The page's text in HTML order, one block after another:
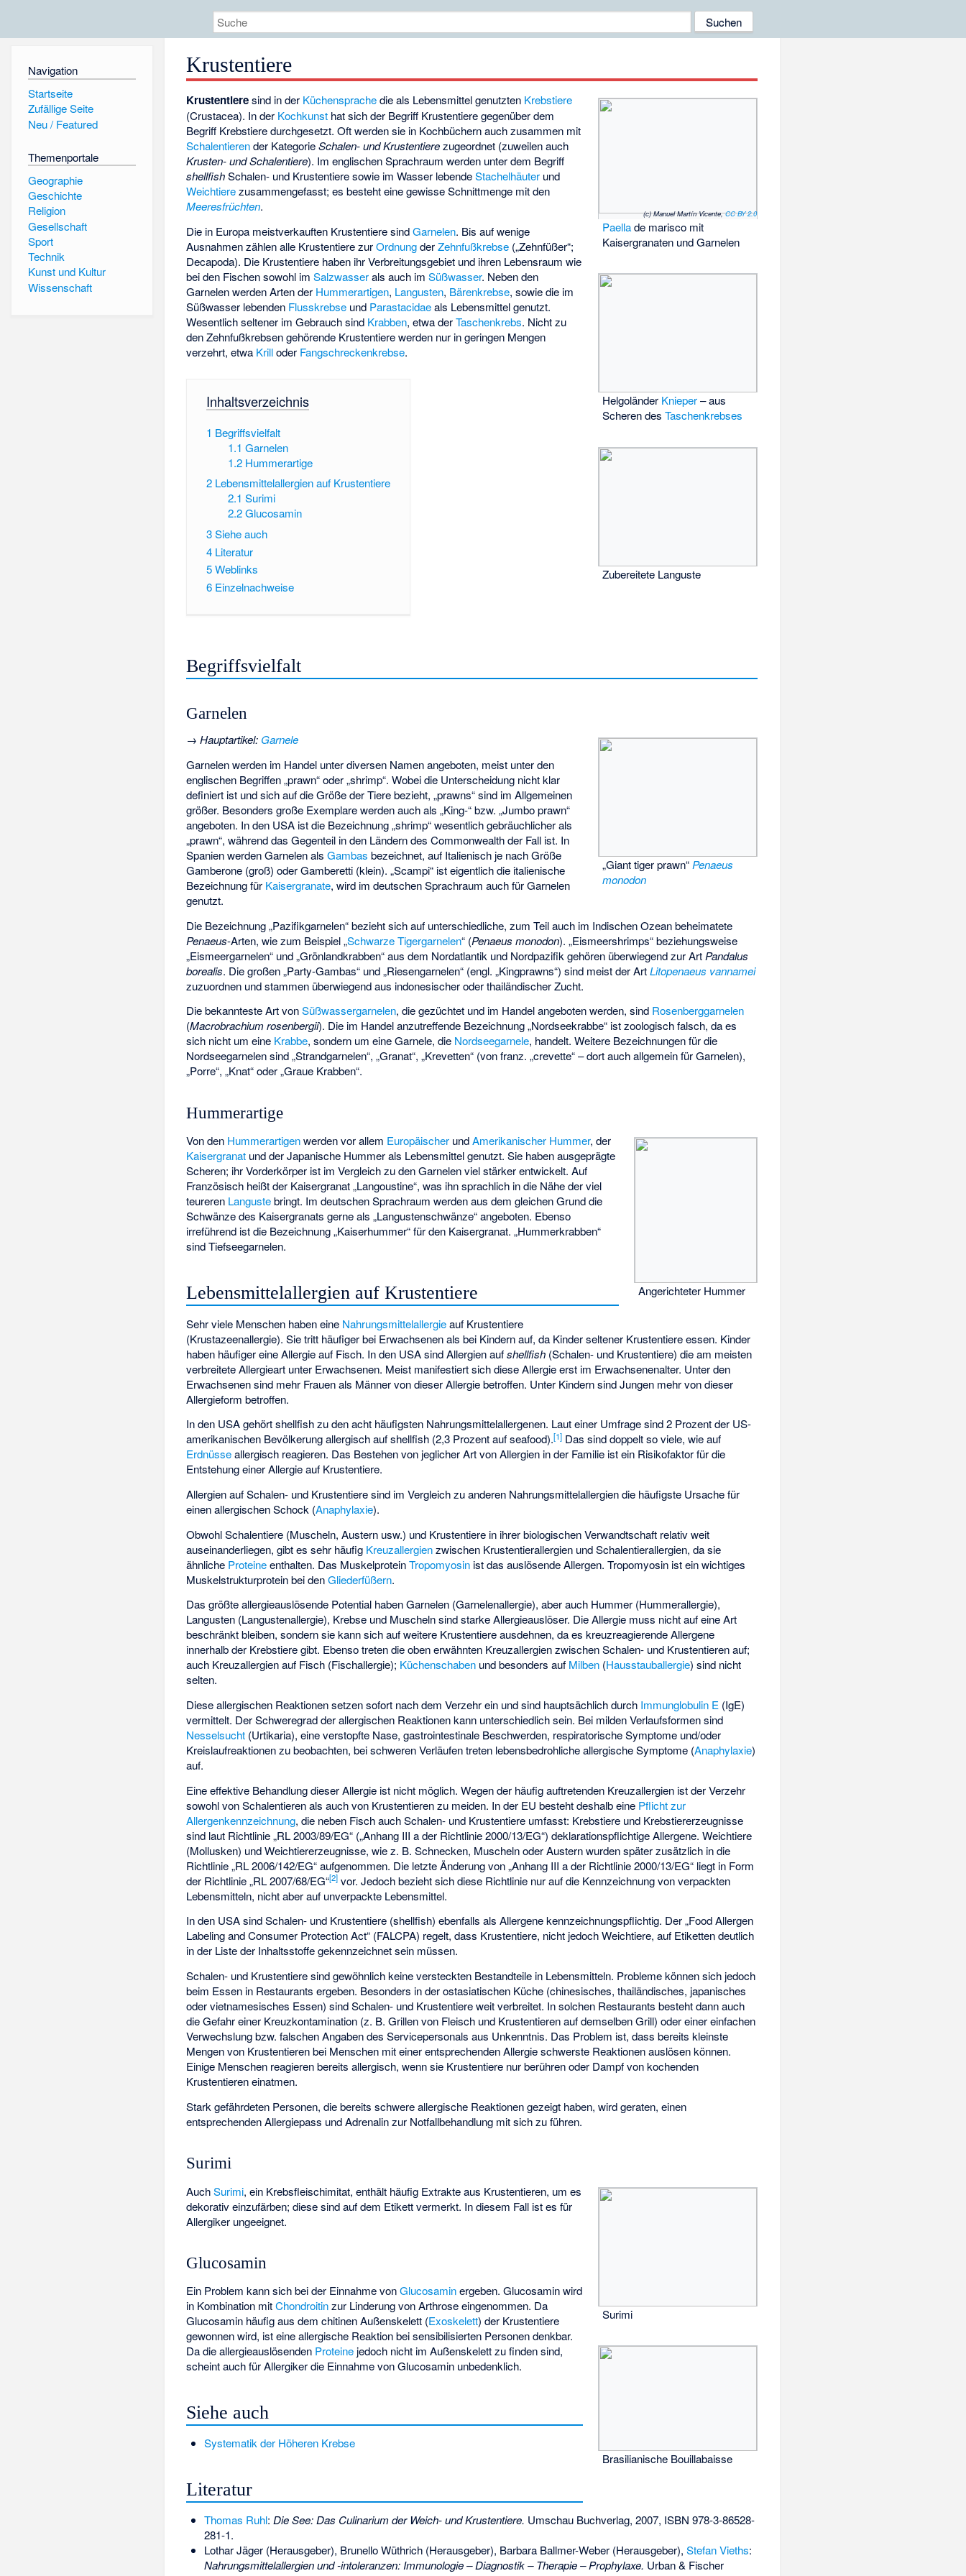
Navigation
Startseite
Zufällige Seite
Neu / Featured
Themenportale
Geographie
Geschichte
Religion
Gesellschaft
Sport
Technik
Kunst und Kultur
Wissenschaft
Krustentiere
(c) Manuel Martín Vicente,CC BY 2.0
Paellade marisco mit
Kaisergranaten und Garnelen
Helgoländer Knieper– aus
Scheren desTaschenkrebses
Zubereitete Languste
Krustentieresind in der Küchensprachedie als Lebensmittel genutzten Krebstiere
(Crustacea). In der Kochkunst hat sich der Begriff Krustentiere gegenüber dem
Begriff Krebstiere durchgesetzt. Oft werden sie in Kochbüchern auch zusammen mit
Schalentierender KategorieSchalen- und Krustentierezugeordnet (zuweilen auch
Krusten- und Schalentiere). Im englischen Sprachraum werden unter dem Begriff
shellfishSchalen- und Krustentiere sowie im Wasser lebendeStachelhäuter und
Weichtierezusammengefasst; es besteht eine gewisse Schnittmenge mit den
Meeresfrüchten.
Die in Europa meistverkauften Krustentiere sindGarnelen. Bis auf wenige
Ausnahmen zählen alle Krustentiere zurOrdnungderZehnfußkrebse („Zehnfüßer“;
Decapoda). Die Krustentiere haben ihr Verbreitungsgebiet und ihren Lebensraum wie
bei den Fischen sowohl imSalzwasserals auch imSüßwasser. Neben den
Garnelen werden Arten der Hummerartigen, Langusten, Bärenkrebse, sowie die im
Süßwasser lebenden Flusskrebse und Parastacidaeals Lebensmittel genutzt.
Wesentlich seltener im Gebrauch sind Krabben, etwa derTaschenkrebs. Nicht zu
den Zehnfußkrebsen gehörende Krustentiere werden nur in geringen Mengen
verzehrt, etwa Krilloder Fangschreckenkrebse.
Inhaltsverzeichnis
1 Begriffsvielfalt
1.1 Garnelen
1.2 Hummerartige
2 Lebensmittelallergien auf Krustentiere
2.1 Surimi
2.2 Glucosamin
3Siehe auch
4 Literatur
5Weblinks
6 Einzelnachweise
Begriffsvielfalt
Garnelen
„Giant tiger prawn“ Penaeus
monodon
→Hauptartikel: Garnele
Garnelen werden im Handel unter diversen Namen angeboten, meist unter den
englischen Begriffen „prawn“ oder „shrimp“. Wobei die Unterscheidung nicht klar
definiert ist und sich auf die Größe der Tiere bezieht, „prawns“ sind im Allgemeinen
größer. Besonders große Exemplare werden auch als „King-“ bzw. „Jumbo prawn“
angeboten. In den USA ist die Bezeichnung „shrimp“ wesentlich gebräuchlicher als
„prawn“, während das Gegenteil in den Ländern des Commonwealth der Fall ist. In
Spanien werden Garnelen alsGambas bezeichnet, auf Italienisch je nach Größe
Gamberone (groß) oder Gamberetti (klein). „Scampi“ ist eigentlich die italienische
Bezeichnung für Kaisergranate, wird im deutschen Sprachraum auch für Garnelen
genutzt.
Die Bezeichnung „Pazifikgarnelen“ bezieht sich auf unterschiedliche, zum Teil auch im Indischen Ozean beheimatete
Penaeus-Arten, wie zum Beispiel „Schwarze Tigergarnelen“ (Penaeus monodon). „Eismeershrimps“ beziehungsweise
„Eismeergarnelen“ und „Grönlandkrabben“ aus dem Nordatlantik und Nordpazifik gehören überwiegend zur Art Pandalus
borealis. Die großen „Party-Gambas“ und „Riesengarnelen“ (engl. „Kingprawns“) sind meist der ArtLitopenaeus vannamei
zuzuordnen und stammen überwiegend aus indonesischer oder thailändischer Zucht.
Die bekannteste Art vonSüßwassergarnelen, die gezüchtet und im Handel angeboten werden, sind Rosenberggarnelen
(Macrobrachium rosenbergii). Die im Handel anzutreffende Bezeichnung „Nordseekrabbe“ ist zoologisch falsch, da es
sich nicht um eine Krabbe, sondern um eine Garnele, die Nordseegarnele, handelt. Weitere Bezeichnungen für die
Nordseegarnelen sind „Strandgarnelen“, „Granat“, „Krevetten“ (von franz. „crevette“ – dort auch allgemein für Garnelen),
„Porre“, „Knat“ oder „Graue Krabben“.
Hummerartige
Angerichteter Hummer
Von den Hummerartigenwerden vor allem Europäischer undAmerikanischer Hummer, der
Kaisergranat und derJapanische Hummerals Lebensmittel genutzt. Sie haben ausgeprägte
Scheren; ihr Vorderkörper ist im Vergleich zu den Garnelen viel stärker entwickelt. Auf
Französisch heißt der Kaisergranat „Langoustine“, was ihn sprachlich in die Nähe der viel
teureren Langustebringt. Im deutschen Sprachraum werden aus dem gleichen Grund die
Schwänze des Kaisergranats gerne als „Langustenschwänze“ angeboten. Ebenso
irreführend ist die Bezeichnung „Kaiserhummer“ für den Kaisergranat. „Hummerkrabben“
sindTiefseegarnelen.
Lebensmittelallergien auf Krustentiere
Sehr viele Menschen haben eine Nahrungsmittelallergieauf Krustentiere
(Krustazeenallergie). Sie tritt häufiger bei Erwachsenen als bei Kindern auf, da Kinder seltener Krustentiere essen. Kinder
haben häufiger eine Allergie auf Fisch. In den USA sind Allergien aufshellfish (Schalen- und Krustentiere) die am meisten
verbreitete Allergieart unter Erwachsenen. Meist manifestiert sich diese Allergie erst im Erwachsenenalter. Unter den
Erwachsenen sind mehr Frauen als Männer von dieser Allergie betroffen. Unter Kindern sind Jungen mehr von dieser
Allergieform betroffen.
In den USA gehört shellfish zu den acht häufigsten Nahrungsmittelallergenen. Laut einer Umfrage sind 2 Prozent der US-
amerikanischen Bevölkerung allergisch auf shellfish (2,3 Prozent auf seafood).[1] Das sind doppelt so viele, wie auf
Erdnüsseallergisch reagieren. Das Bestehen von jeglicher Art von Allergien in der Familie ist ein Risikofaktor für die
Entstehung einer Allergie auf Krustentiere.
Allergien auf Schalen- und Krustentiere sind im Vergleich zu anderen Nahrungsmittelallergien die häufigste Ursache für
einen allergischen Schock (Anaphylaxie).
Obwohl Schalentiere (Muscheln, Austern usw.) und Krustentiere in ihrer biologischen Verwandtschaft relativ weit
auseinanderliegen, gibt es sehr häufig Kreuzallergienzwischen Krustentierallergien und Schalentierallergien, da sie
ähnliche Proteineenthalten. Das MuskelproteinTropomyosin ist das auslösende Allergen. Tropomyosin ist ein wichtiges
Muskelstrukturprotein bei denGliederfüßern.
Das größte allergieauslösende Potential haben Garnelen (Garnelenallergie), aber auch Hummer (Hummerallergie),
Langusten (Langustenallergie), Krebse und Muscheln sind starke Allergieauslöser. Die Allergie muss nicht auf eine Art
beschränkt bleiben, sondern sie kann sich auf weitere Krustentiere ausdehnen, da es kreuzreagierende Allergene
innerhalb der Krebstiere gibt. Ebenso treten die oben erwähnten Kreuzallergien zwischen Schalen- und Krustentieren auf;
auch Kreuzallergien auf Fisch (Fischallergie); Küchenschaben und besonders auf Milben (Hausstauballergie) sind nicht
selten.
Diese allergischen Reaktionen setzen sofort nach dem Verzehr ein und sind hauptsächlich durch Immunglobulin E (IgE)
vermittelt. Der Schweregrad der allergischen Reaktionen kann unterschiedlich sein. Bei milden Verlaufsformen sind
Nesselsucht (Urtikaria), eine verstopfte Nase, gastrointestinale Beschwerden, respiratorische Symptome und/oder
Kreislaufreaktionen zu beobachten, bei schweren Verläufen treten lebensbedrohliche allergische Symptome (Anaphylaxie)
auf.
Eine effektive Behandlung dieser Allergie ist nicht möglich. Wegen der häufig auftretenden Kreuzallergien ist der Verzehr
sowohl von Schalentieren als auch von Krustentieren zu meiden. In der EU besteht deshalb eine Pflicht zur
Allergenkennzeichnung, die neben Fisch auch Schalen- und Krustentiere umfasst: Krebstiere und Krebstiererzeugnisse
sind laut Richtlinie „RL 2003/89/EG“ („Anhang III a der Richtlinie 2000/13/EG“) deklarationspflichtige Allergene. Weichtiere
(Mollusken) und Weichtiererzeugnisse, wie z. B. Schnecken, Muscheln oder Austern wurden später zusätzlich in die
Richtlinie „RL 2006/142/EG“ aufgenommen. Die letzte Änderung von „Anhang III a der Richtlinie 2000/13/EG“ liegt in Form
der Richtlinie „RL 2007/68/EG“[2] vor. Jedoch bezieht sich diese Richtlinie nur auf die Kennzeichnung von verpackten
Lebensmitteln, nicht aber auf unverpackte Lebensmittel.
In den USA sind Schalen- und Krustentiere (shellfish) ebenfalls als Allergene kennzeichnungspflichtig. Der „Food Allergen
Labeling and Consumer Protection Act“ (FALCPA) regelt, dass Krustentiere, nicht jedoch Weichtiere, auf Etiketten deutlich
in der Liste der Inhaltsstoffe gekennzeichnet sein müssen.
Schalen- und Krustentiere sind gewöhnlich keine versteckten Bestandteile in Lebensmitteln. Probleme können sich jedoch
beim Essen in Restaurants ergeben. Besonders in der ostasiatischen Küche (chinesisches, thailändisches, japanisches
oder vietnamesisches Essen) sind Schalen- und Krustentiere weit verbreitet. In solchen Restaurants besteht dann auch
die Gefahr einer Kreuzkontamination (z. B. Grillen von Fleisch und Krustentieren auf demselben Grill) oder einer einfachen
Verwechslung bzw. falschen Angaben des Servicepersonals aus Unkenntnis. Das Problem ist, dass bereits kleinste
Mengen von Krustentieren bei Menschen mit einer entsprechenden Allergie schwerste Reaktionen auslösen können.
Einige Menschen reagieren bereits allergisch, wenn sie Krustentiere nur berühren oder Dampf von kochenden
Krustentieren einatmen.
Stark gefährdeten Personen, die bereits schwere allergische Reaktionen gezeigt haben, wird geraten, einen
entsprechenden Allergiepass und Adrenalin zur Notfallbehandlung mit sich zu führen.
Surimi
Surimi
Brasilianische Bouillabaisse
AuchSurimi, ein Krebsfleischimitat, enthält häufig Extrakte aus Krustentieren, um es
dekorativ einzufärben; diese sind auf dem Etikett vermerkt. In diesem Fall ist es für
Allergiker ungeeignet.
Glucosamin
Ein Problem kann sich bei der Einnahme vonGlucosaminergeben. Glucosamin wird
in Kombination mitChondroitinzur Linderung von Arthrose eingenommen. Da
Glucosamin häufig aus dem chitinen Außenskelett (Exoskelett) der Krustentiere
gewonnen wird, ist eine allergische Reaktion bei sensibilisierten Personen denkbar.
Da die allergieauslösenden Proteine jedoch nicht im Außenskelett zu finden sind,
scheint auch für Allergiker die Einnahme von Glucosamin unbedenklich.
Siehe auch
Systematik der Höheren Krebse
Literatur
Thomas Ruhl: Die See: Das Culinarium der Weich- und Krustentiere. Umschau Buchverlag, 2007, ISBN 978-3-86528-
281-1.
Lothar Jäger (Herausgeber), Brunello Wüthrich (Herausgeber), Barbara Ballmer-Weber (Herausgeber), Stefan Vieths:
Nahrungsmittelallergien und -intoleranzen: Immunologie – Diagnostik – Therapie – Prophylaxe. Urban & Fischer